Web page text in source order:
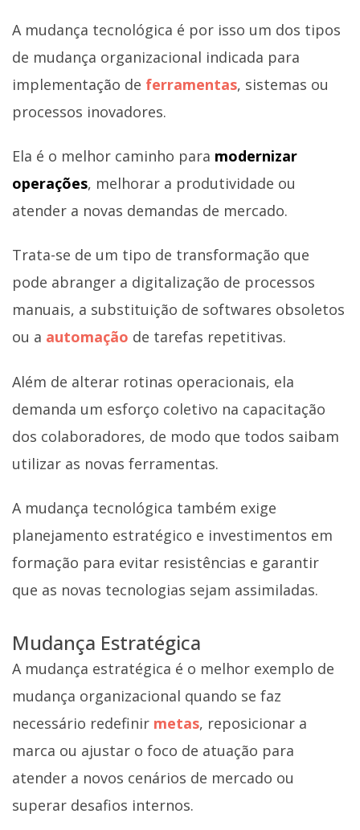
A mudança tecnológica é por isso um dos tipos
de mudança organizacional indicada para
implementação de ferramentas, sistemas ou
processos inovadores.
Ela é o melhor caminho para modernizar
operações, melhorar a produtividade ou
atender a novas demandas de mercado.
Trata-se de um tipo de transformação que
pode abranger a digitalização de processos
manuais, a substituição de softwares obsoletos
ou a automação de tarefas repetitivas.
Além de alterar rotinas operacionais, ela
demanda um esforço coletivo na capacitação
dos colaboradores, de modo que todos saibam
utilizar as novas ferramentas.
A mudança tecnológica também exige
planejamento estratégico e investimentos em
formação para evitar resistências e garantir
que as novas tecnologias sejam assimiladas.
Mudança Estratégica
A mudança estratégica é o melhor exemplo de
mudança organizacional quando se faz
necessário redefinir metas, reposicionar a
marca ou ajustar o foco de atuação para
atender a novos cenários de mercado ou
superar desafios internos.